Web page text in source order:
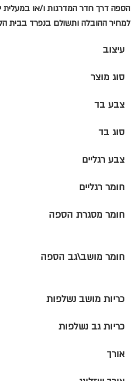
הספה דרך חדר המדרגות ו/או במעלית
למחיר ההובלה ותשולם בנפרד בבית
עיצוב
סוג מוצר
צבע בד
סוג בד
צבע רגליים
חומר רגליים
חומר מסגרת הספה
חומר מושב\גב הספה
כריות מושב נשלפות
כריות גב נשלפות
אורך